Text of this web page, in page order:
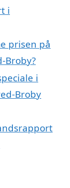
i
prisen på
Broby?
i
Broby